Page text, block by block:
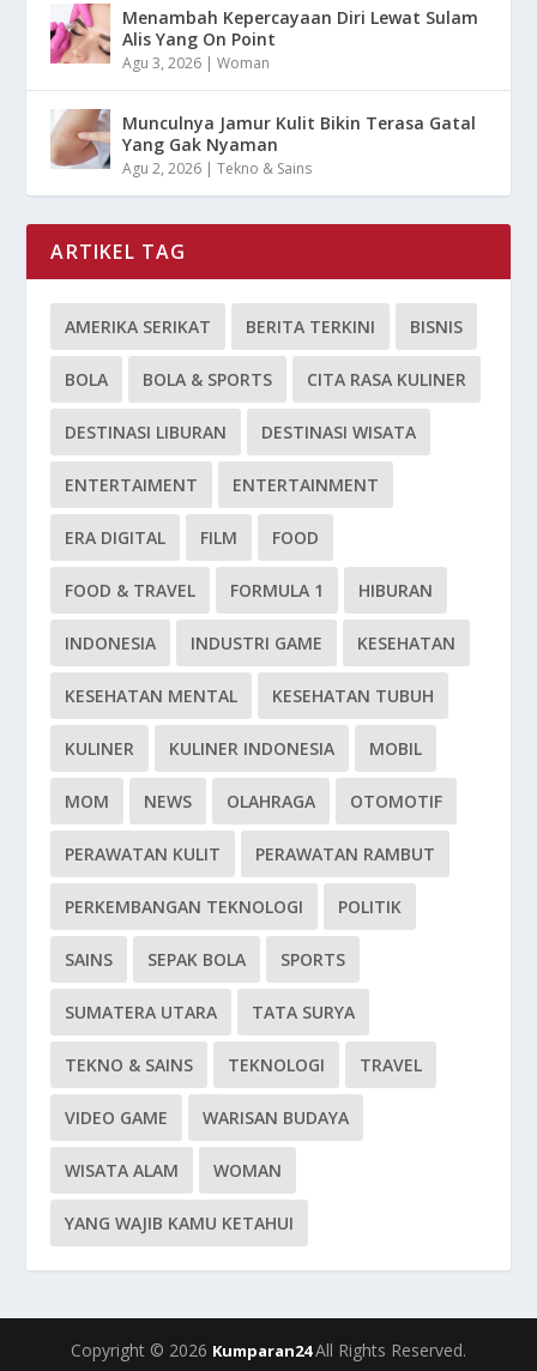
Menambah Kepercayaan Diri Lewat Sulam
Alis Yang On Point
Agu 3, 2026 |Woman
Munculnya Jamur Kulit Bikin Terasa Gatal
Yang Gak Nyaman
Agu 2, 2026 |Tekno & Sains
ARTIKEL TAG
AMERIKA SERIKAT BERITA TERKINI BISNIS
BOLA BOLA & SPORTS CITA RASA KULINER
DESTINASI LIBURAN DESTINASI WISATA
ENTERTAIMENT ENTERTAINMENT
ERA DIGITAL FILM FOOD
FOOD & TRAVEL FORMULA 1 HIBURAN
INDONESIA INDUSTRI GAME KESEHATAN
KESEHATAN MENTAL KESEHATAN TUBUH
KULINER KULINER INDONESIA MOBIL
MOM NEWS OLAHRAGA OTOMOTIF
PERAWATAN KULIT PERAWATAN RAMBUT
PERKEMBANGAN TEKNOLOGI POLITIK
SAINS SEPAK BOLA SPORTS
SUMATERA UTARA TATA SURYA
TEKNO & SAINS TEKNOLOGI TRAVEL
VIDEO GAME WARISAN BUDAYA
WISATA ALAM WOMAN
YANG WAJIB KAMU KETAHUI
Copyright © 2026 Kumparan24All Rights Reserved.